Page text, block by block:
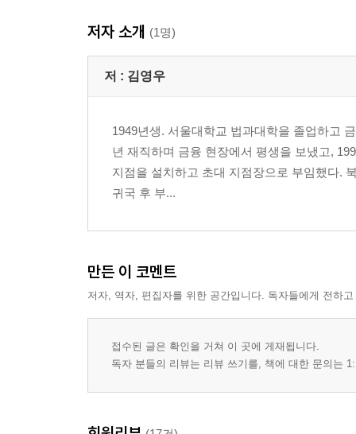
저자 소개 (1명)
저 : 김영우
1949년생. 서울대학교 법과대학을 졸업하고
년 재직하며 금융 현장에서 평생을 보냈고,
지점을 설치하고 초대 지점장으로 부임했다.
귀국 후 부...
만든 이 코멘트
저자, 역자, 편집자를 위한 공간입니다. 독자들에게 전하
접수된 글은 확인을 거쳐 이 곳에 게재됩니다.
독자 분들의 리뷰는 리뷰 쓰기를, 책에 대한 문의는